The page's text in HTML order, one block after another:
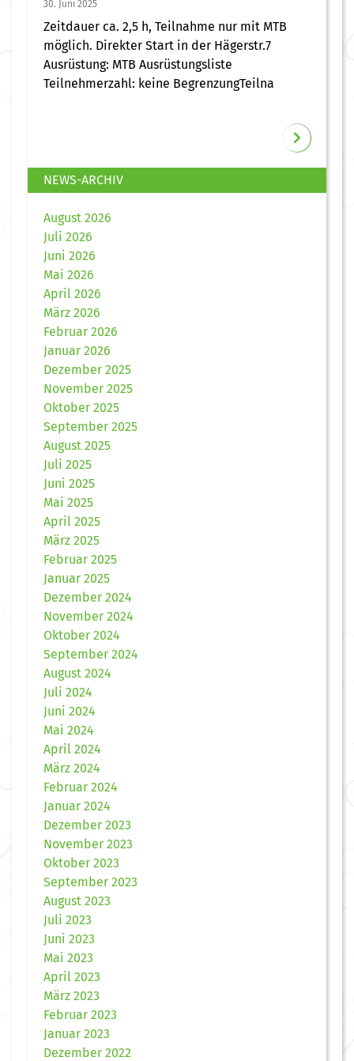
30. Juni 2025
Zeitdauer ca. 2,5 h, Teilnahme nur mit MTB
möglich. Direkter Start in der Hägerstr.7
Ausrüstung: MTB Ausrüstungsliste
Teilnehmerzahl: keine BegrenzungTeilna
NEWS-ARCHIV
August 2026
Juli 2026
Juni 2026
Mai 2026
April 2026
März 2026
Februar 2026
Januar 2026
Dezember 2025
November 2025
Oktober 2025
September 2025
August 2025
Juli 2025
Juni 2025
Mai 2025
April 2025
März 2025
Februar 2025
Januar 2025
Dezember 2024
November 2024
Oktober 2024
September 2024
August 2024
Juli 2024
Juni 2024
Mai 2024
April 2024
März 2024
Februar 2024
Januar 2024
Dezember 2023
November 2023
Oktober 2023
September 2023
August 2023
Juli 2023
Juni 2023
Mai 2023
April 2023
März 2023
Februar 2023
Januar 2023
Dezember 2022